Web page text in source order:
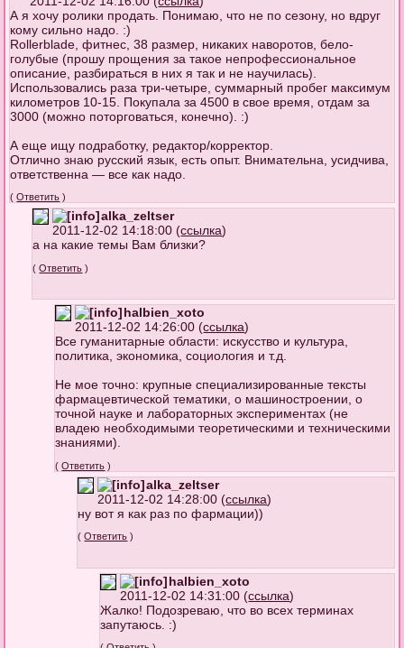
А я хочу ролики продать. Понимаю, что не по сезону, но вдруг
кому сильно надо. :)
Rollerblade, фитнес, 38 размер, никаких наворотов, бело-
голубые (прошу прощения за такое непрофессиональное
описание, разбираться в них я так и не научилась).
Использовались раза три-четыре, суммарный пробег максимум
километров 10-15. Покупала за 4500 в свое время, отдам за
3000 (можно поторговаться, конечно). :)
А еще ищу подработку, редактор/корректор.
Отлично знаю русский язык, есть опыт. Внимательна, усидчива,
ответственна — все как надо.
(Ответить )
alka_zeltser
2011-12-02 14:18:00 (ссылка)
а на какие темы Вам близки?
(Ответить )
halbien_xoto
2011-12-02 14:26:00 (ссылка)
Все гуманитарные области: искусство и культура,
политика, экономика, социология и т.д.
Не мое точно: крупные специализированные тексты
фармацевтической тематики, о машиностроении, о
точной науке и лабораторных экспериментах (не
владею необходимыми теоретическими и техническими
знаниями).
(Ответить )
alka_zeltser
2011-12-02 14:28:00 (ссылка)
ну вот я как раз по фармации))
(Ответить )
halbien_xoto
2011-12-02 14:31:00 (ссылка)
Жалко! Подозреваю, что во всех терминах
запутаюсь. :)